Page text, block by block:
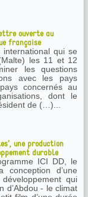
ouverte au
française
qui se
les 11 et 12
les questions
avec les pays
concernés au
dont le
de (…)...
une production
durable
ICI DD, le
d’une
qui
d’Abdou - le climat